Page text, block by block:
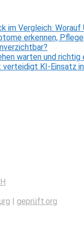
im Vergleich:
erkennen,
warten und richtig
KI-Einsatz
| geprüft.org